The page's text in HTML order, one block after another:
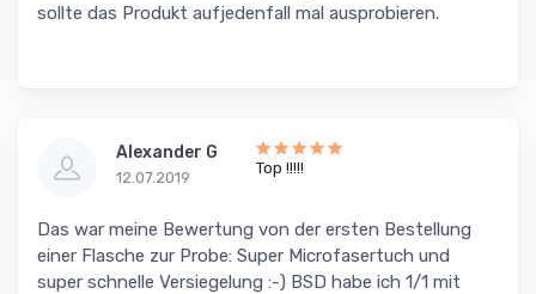
sollte das Produkt aufjedenfall mal ausprobieren.
Alexander G
12.07.2019
Top !!!!!
Das war meine Bewertung von der ersten Bestellung
einer Flasche zur Probe: Super Microfasertuch und
super schnelle Versiegelung :-) BSD habe ich 1/1 mit